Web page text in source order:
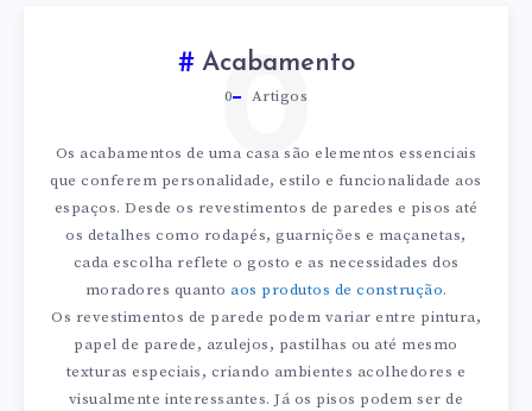
Acabamento
0 Artigos
0
Os acabamentos de uma casa são elementos essenciais
que conferem personalidade, estilo e funcionalidade aos
espaços. Desde os revestimentos de paredes e pisos até
os detalhes como rodapés, guarnições e maçanetas,
cada escolha reflete o gosto e as necessidades dos
moradores quanto aos produtos de construção.
Os revestimentos de parede podem variar entre pintura,
papel de parede, azulejos, pastilhas ou até mesmo
texturas especiais, criando ambientes acolhedores e
visualmente interessantes. Já os pisos podem ser de